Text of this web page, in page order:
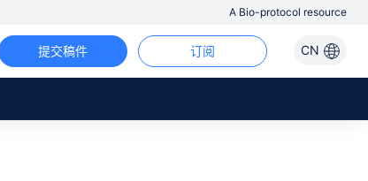
A Bio-protocol resource
CN
订阅
提交稿件